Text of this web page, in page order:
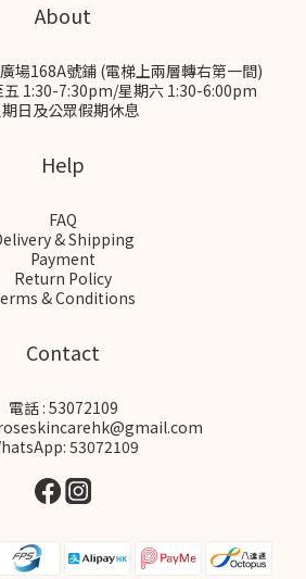
About
場168A號鋪 (電梯上兩層轉右第一間)
五 1:30-7:30pm/星期六 1:30-6:00pm
日及公眾假期休息
Help
FAQ
& Shipping
Payment
Return Policy
& Conditions
Contact
電話 : 53072109
53072109